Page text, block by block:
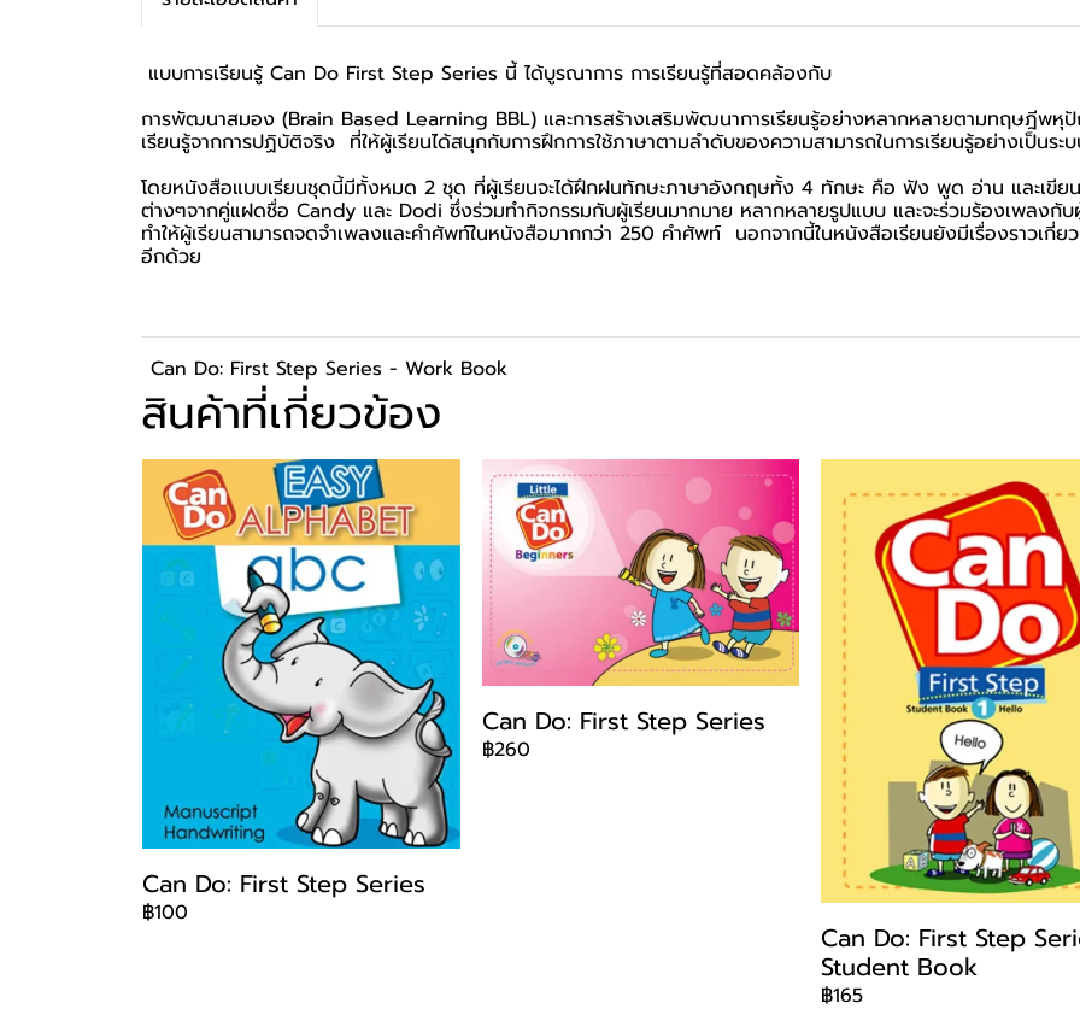
แบบการเรียนรู้ Can Do First Step Series นี้ ได้บูรณาการ การเรียนรู้ที่สอดคล้องกับ
การพัฒนาสมอง (Brain Based Learning BBL) และการสร้างเสริมพัฒนาการเรียนรู้อย่างหลากหลายตามทฤษฎี
เรียนรู้จากการปฏิบัติจริง ที่ให้ผู้เรียนได้สนุกกับการฝึกการใช้ภาษาตามลำดับของความสามารถในการเรียนรู้อย่างเป็นระ
โดยหนังสือแบบเรียนชุดนี้มีทั้งหมด 2 ชุด ที่ผู้เรียนจะได้ฝึกฝนทักษะภาษาอังกฤษทั้ง 4 ทักษะ คือ ฟัง พูด อ่าน และเขียน
ต่างๆจากคู่แฝดชื่อ Candy และ Dodi ซึ่งร่วมทำกิจกรรมกับผู้เรียนมากมาย หลากหลายรูปแบบ และจะร่วมร้องเพลงกับ
ทำให้ผู้เรียนสามารถจดจำเพลงและคำศัพท์ในหนังสือมากกว่า 250 คำศัพท์ นอกจากนี้ในหนังสือเรียนยังมีเรื่องราวเกี่
อีกด้วย
Can Do: First Step Series - Work Book
สินค้าที่เกี่ยวข้อง
Can Do: First Step Series
฿100
Can Do: First Step Series
฿260
Can Do: First Step
Student Book
฿165